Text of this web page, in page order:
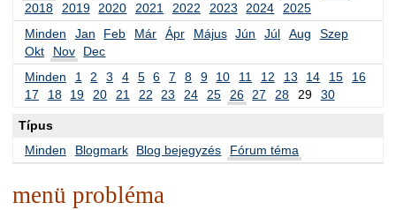
2018
2019 2020 2021 2022 2023 2024
2025
Minden
Jan Feb Már Ápr Május Jún Júl Aug
Szep
Okt
Nov
Dec
Minden
1 2 3 4 5 6 7 8 9 10 11 12 13 14 15
16
17
18 19 20 21 22 23 24 25 26 27 28 29 30
Típus
Minden
Blogmark Blog bejegyzés Fórum téma
menü probléma